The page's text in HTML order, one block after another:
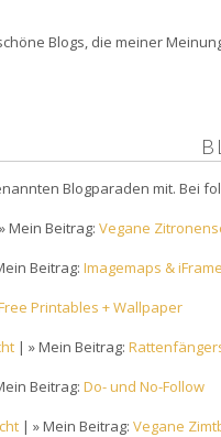
Blogs, die meiner
Blogparaden mit. Bei
Mein Beitrag: Vegane
Beitrag: Imagemaps &
Printables + Wallpaper
| » Mein Beitrag:
Beitrag: Do- und No-Follow
| » Mein Beitrag: Vegane